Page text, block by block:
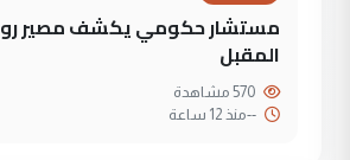
مستشار حكومي يكشف مصير
المقبل
--منذ 12 ساعة